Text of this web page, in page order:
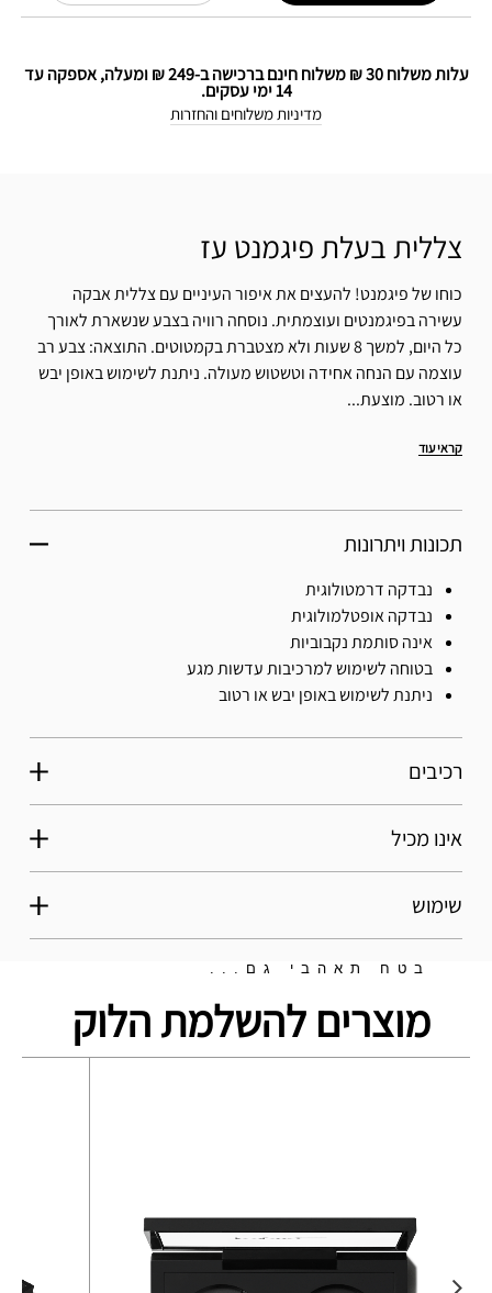
עלות משלוח 30 ₪ משלוח חינם ברכישה ב-249 ₪ ומעלה, אספקה עד
14 ימי עסקים.
מדיניות משלוחים והחזרות
צללית בעלת פיגמנט עז
כוחו של פיגמנט! להעצים את איפור העיניים עם צללית אבקה
עשירה בפיגמנטים ועוצמתית. נוסחה רוויה בצבע שנשארת לאורך
כל היום, למשך 8 שעות ולא מצטברת בקמטוטים. התוצאה: צבע רב
עוצמה עם הנחה אחידה וטשטוש מעולה. ניתנת לשימוש באופן יבש
או רטוב. מוצעת...
קראי עוד
תכונות ויתרונות
נבדקה דרמטולוגית
נבדקה אופטלמולוגית
אינה סותמת נקבוביות
בטוחה לשימוש למרכיבות עדשות מגע
ניתנת לשימוש באופן יבש או רטוב
רכיבים
אינו מכיל
שימוש
בטח תאהבי גם...
מוצרים להשלמת הלוק